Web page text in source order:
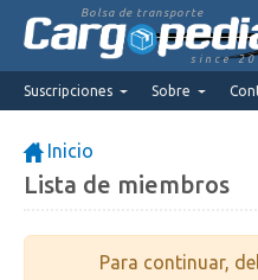
Bolsa de transporte
since
Suscripciones Sobre
Inicio
Lista de miembros
Para continuar,